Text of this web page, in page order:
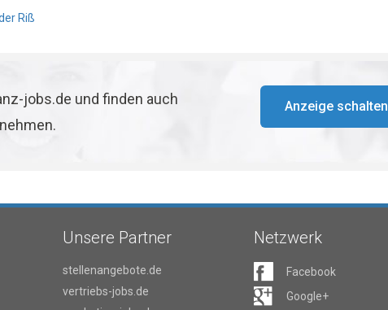
Riß
jobs.de und finden auch
Anzeige schalten
Unsere Partner
stellenangebote.de
vertriebs-jobs.de
Netzwerk
Facebook
Google+